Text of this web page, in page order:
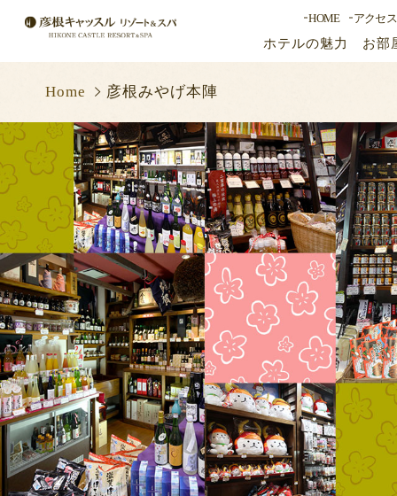
彦根キャッスル リゾート＆ス
ホテルの魅力 お部
HOME アクセス
Home 彦根みやげ本陣
宿泊日
プラン一覧
※2021/07/19の午後2時より予約システムが変